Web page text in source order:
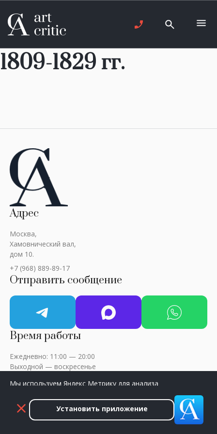
1809-1829 гг.
Адрес
Москва,
Хамовнический вал,
дом 10.
+7 (968) 889-89-17
Отправить сообщение
Время работы
Ежедневно: 11:00 — 20:00
Выходной — воскресенье
ART-CRITIC © 2018 - 2026 / Все права защищены
Установить приложение
Мы используем Яндекс Метрику для анализа
разрешить сбор данных.